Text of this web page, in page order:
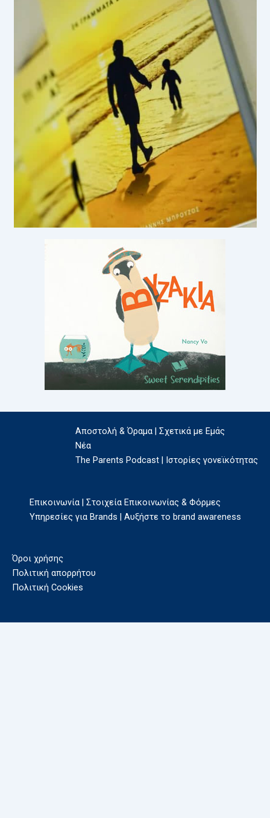
Αποστολή & Όραμα | Σχετικά με Εμάς
Νέα
The Parents Podcast | Ιστορίες γονεϊκότητας
Επικοινωνία | Στοιχεία Επικοινωνίας & Φόρμες
Υπηρεσίες για Brands | Αυξήστε το brand awareness
Όροι χρήσης
Πολιτική απορρήτου
Πολιτική Cookies